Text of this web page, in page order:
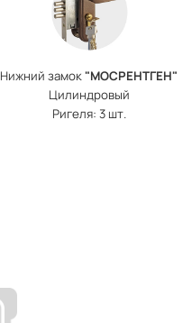
Нижний замок"МОСРЕНТГЕН"
Цилиндровый
Ригеля: 3 шт.